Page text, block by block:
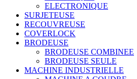
ELECTRONIQUE
SURJETEUSE
RECOUVREUSE
COVERLOCK
BRODEUSE
BRODEUSE COMBINEE
BRODEUSE SEULE
MACHINE INDUSTRIELLE